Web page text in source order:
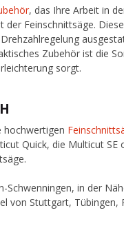
, das Ihre Arbeit in
Feinschnittsäge.
Zubehör ist die
sorgt.
hochwertigen
Quick, die Multicut SE
Schwenningen, in der
von Stuttgart, Tübingen,